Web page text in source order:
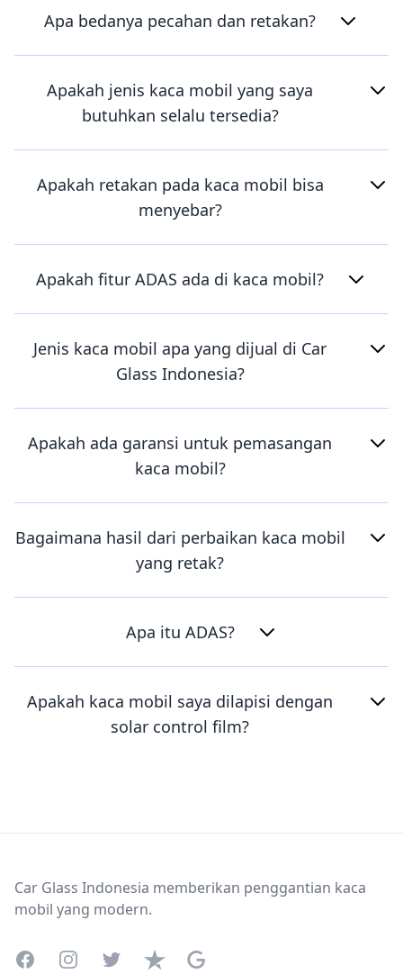
Apa bedanya pecahan dan retakan?
Apakah jenis kaca mobil yang saya
butuhkan selalu tersedia?
Apakah retakan pada kaca mobil bisa
menyebar?
Apakah fitur ADAS ada di kaca mobil?
Jenis kaca mobil apa yang dijual di Car
Glass Indonesia?
Apakah ada garansi untuk pemasangan
kaca mobil?
Bagaimana hasil dari perbaikan kaca mobil
yang retak?
Apa itu ADAS?
Apakah kaca mobil saya dilapisi dengan
solar control film?
Car Glass Indonesia memberikan penggantian kaca
mobil yang modern.
FacebookInstagramTwitterTrustpilotGoogle Business Profile